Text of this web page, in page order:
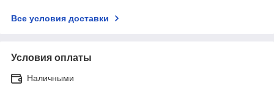
Все условия доставки
Условия оплаты
Наличными